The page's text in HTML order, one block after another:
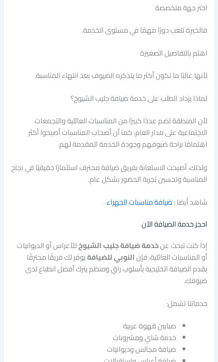
اختر جهة متخصصة
فالخبرة تلعب دورًا مهمًا في مستوى الخدمة.
اهتم بالتفاصيل الصغيرة
لأنها غالبًا ما تكون أكثر ما يتذكره الضيوف بعد انتهاء المناسبة.
لماذا يزداد الطلب على خدمة ضيافة جليب الشيوخ؟
لأن المنطقة تضم عددًا كبيرًا من المناسبات العائلية والتجمعات
الاجتماعية على مدار العام، كما أن أصحاب المناسبات أصبحوا أكثر
اهتمامًا براحة ضيوفهم وجودة الخدمة المقدمة لهم.
ولذلك، أصبحت الاستعانة بفريق ضيافة محترف استثمارًا حقيقيًا في نجاح
المناسبة وتحسين تجربة الحضور بشكل عام.
شاهد أيضا :ضيافة مناسبات الجهراء
احجز خدمة الضيافة الآن
إذا كنت تبحث عنخدمة ضيافة جليب الشيوخللأعراس أو الديوانيات
أو المناسبات العائلية، فإنالنوبي للضيافةيوفر لك فريقًا محترفًا
يقدم الضيافة الخليجية بأسلوب راقٍ ومنظم يترك أفضل انطباع لدى
ضيوفك.
خدماتنا تشمل:
صبابين قهوة عربية
خدمة شاي ومشروبات
ضيافة مجالس وديوانيات